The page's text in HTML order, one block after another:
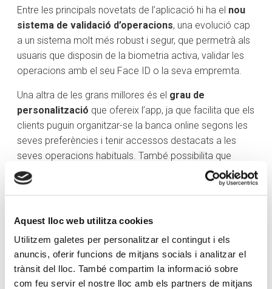
Aquest lloc web utilitza cookies
Utilitzem galetes per personalitzar el contingut i els
anuncis, oferir funcions de mitjans socials i analitzar el
trànsit del lloc. També compartim la informació sobre
com feu servir el nostre lloc amb els partners de mitjans
Entre les principals novetats de l’aplicació hi ha el nou
sistema de validació d’operacions, una evolució cap
a un sistema molt més robust i segur, que permetrà als
usuaris que disposin de la biometria activa, validar les
operacions amb el seu Face ID o la seva empremta.
Una altra de les grans millores és el grau de
personalització que ofereix l’app, ja que facilita que els
clients puguin organitzar-se la banca online segons les
seves preferències i tenir accessos destacats a les
seves operacions habituals. També possibilita que
puguin fer un seguiment més còmode dels diferents
instruments financers o dels elements que l’usuari ha
molt pocs clics i de manera molt més intuïtiva, com els
juntament amb un nou sistema de notificacions
activables, com ara l’avís del cobrament de la nòmina,
de recepció de transferència o de reintegrament de